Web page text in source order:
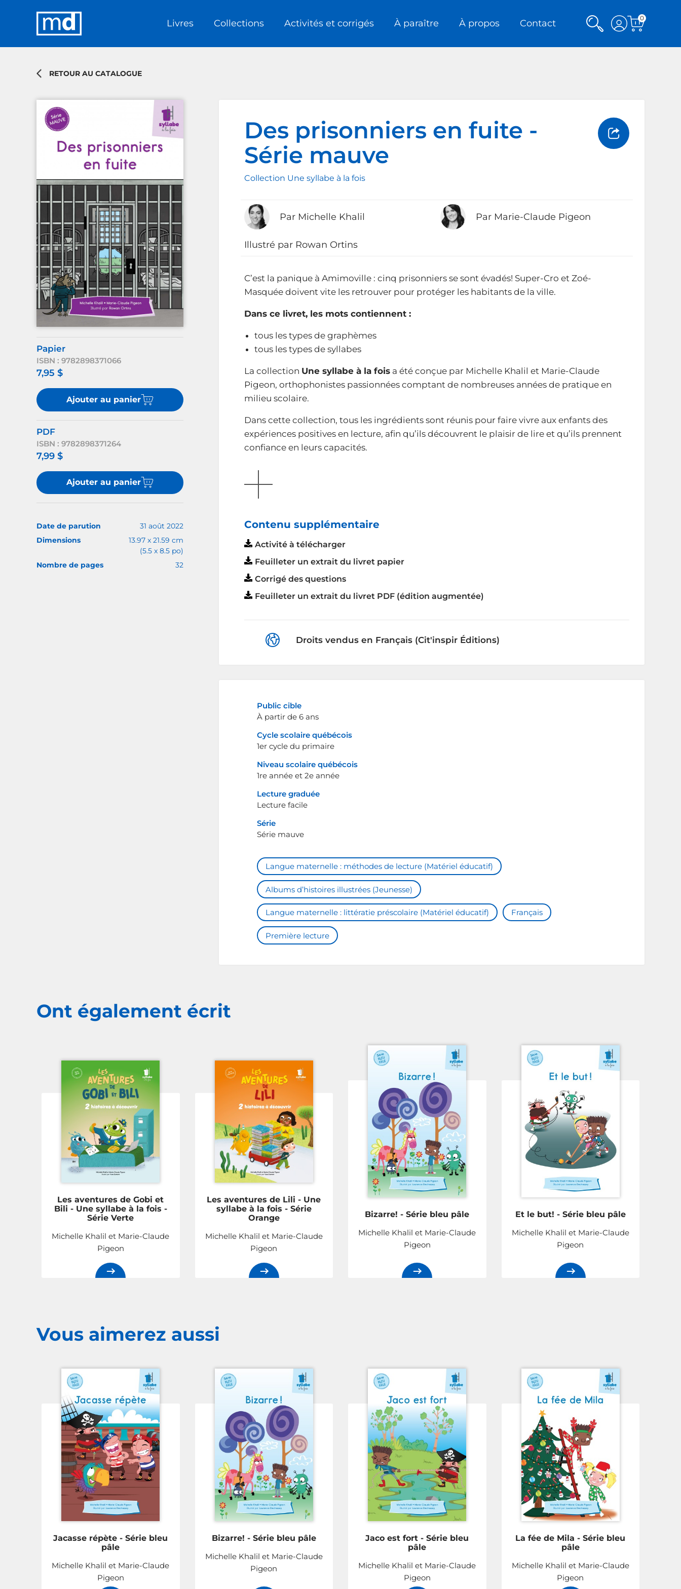
Livres Collections Activités et corrigés À paraître À propos Contact Rechercher
Voir
mon
compte
Voir
0
RETOUR AU CATALOGUE
Papier
ISBN : 9782898371066
7,95 $
Ajouter au panier
PDF
ISBN : 9782898371264
7,99 $
Ajouter au panier
Date de parution
31 août 2022
Dimensions
13.97 x 21.59 cm
(5.5 x 8.5 po)
Nombre de pages
32
Des prisonniers en fuite -
Série mauve
Collection Une syllabe à la fois
Par Michelle Khalil Par Marie-Claude Pigeon
Illustré par Rowan Ortins
C’est la panique à Amimoville : cinq prisonniers se sont évadés! Super-Cro et Zoé-
Masquée doivent vite les retrouver pour protéger les habitants de la ville.
Dans ce livret, les mots contiennent :
tous les types de graphèmes
tous les types de syllabes
La collection Une syllabe à la fois a été conçue par Michelle Khalil et Marie-Claude
Pigeon, orthophonistes passionnées comptant de nombreuses années de pratique en
milieu scolaire.
Dans cette collection, tous les ingrédients sont réunis pour faire vivre aux enfants des
expériences positives en lecture, afin qu’ils découvrent le plaisir de lire et qu’ils prennent
confiance en leurs capacités.
Contenu supplémentaire
Activité à télécharger
Feuilleter un extrait du livret papier
Corrigé des questions
Feuilleter un extrait du livret PDF (édition augmentée)
Droits vendus en Français (Cit'inspir Éditions)
Public cible
À partir de 6 ans
Cycle scolaire québécois
1er cycle du primaire
Niveau scolaire québécois
1re année et 2e année
Lecture graduée
Lecture facile
Série
Série mauve
Langue maternelle : méthodes de lecture (Matériel éducatif)
Albums d’histoires illustrées (Jeunesse)
Langue maternelle : littératie préscolaire (Matériel éducatif) Français
Première lecture
Ont également écrit
Les aventures de Gobi et
Bili - Une syllabe à la fois -
Série Verte
Michelle Khalil et Marie-Claude
Pigeon
Les aventures de Lili - Une
syllabe à la fois - Série
Orange
Michelle Khalil et Marie-Claude
Pigeon
Bizarre! - Série bleu pâle
Michelle Khalil et Marie-Claude
Pigeon
Et le but! - Série bleu pâle
Michelle Khalil et Marie-Claude
Pigeon
Vous aimerez aussi
Jacasse répète - Série bleu
pâle
Michelle Khalil et Marie-Claude
Pigeon
Bizarre! - Série bleu pâle
Michelle Khalil et Marie-Claude
Pigeon
Jaco est fort - Série bleu
pâle
Michelle Khalil et Marie-Claude
Pigeon
La fée de Mila - Série bleu
pâle
Michelle Khalil et Marie-Claude
Pigeon